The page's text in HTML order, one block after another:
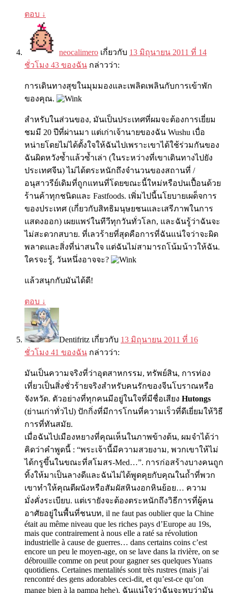
ตอบ ↓
neocalimero เกี่ยวกับ 13 มิถุนายน 2011 ที่ 14
ชั่วโมง 43 ของฉัน กล่าวว่า:
การเดินทางสุขในมุมมองและเพลิดเพลินกับการเข้าพัก
ของคุณ.
สำหรับในส่วนของ, มันเป็นประเทศที่ผมจะต้องการเยี่ยม
ชมมี 20 ปีที่ผ่านมา แต่เก่าเจ้านายของฉัน Wushu เบื่อ
หน่ายโดยไม่ได้ตั้งใจให้ฉันไปเพราะเขาได้ใช้ร่วมกันของ
ฉันผิดหวังซ้ำแล้วซ้ำเล่า (ในระหว่างที่เขาเดินทางไปยัง
ประเทศจีน) ไม่ได้ตระหนักถึงจำนวนของสถ​​านที่ /
อนุสาวรีย์เดิมที่ถูกแทนที่โดยขณะนี้ใหม่หรือปนเปื้อนด้วย
ร้านค้าทุกชนิดและ Fastfoods. เพิ่มไปนี้นโยบายเผด็จการ
ของประเทศ (เกี่ยวกับสิทธิมนุษยชนและเสรีภาพในการ
แสดงออก) เผยแพร่ในทีวีทุกวันทั่วโลก, และฉันรู้ว่าฉันจะ
ไม่สะดวกสบาย. ที่เลวร้ายที่สุดคือการที่ฉันแน่ใจว่าจะผิด
พลาดและสิ่งที่น่าสนใจ แต่ฉันไม่สามารถโน้มน้าวให้ฉัน.
ใครจะรู้, วันหนึ่งอาจจะ?
แล้วสนุกกับมันได้ดี!
ตอบ ↓
Dentifritz เกี่ยวกับ 13 มิถุนายน 2011 ที่ 16
ชั่วโมง 41 ของฉัน กล่าวว่า:
มันเป็นความจริงที่ว่าอุตสาหกรรม, ทรัพย์สิน, การท่อง
เที่ยวเป็นสิ่งชั่วร้ายจริงสำหรับคนรักของจีนโบราณหรือ
จังหวัด. ตัวอย่างที่ทุกคนมีอยู่ในใจที่มีชื่อเสียง Hutongs
(ย่านเก่าทั่วไป) ปักกิ่งที่มีการโกนที่ความเร็วที่ดีเยี่ยมให้วิธี
การที่ทันสมัย.
เมื่อฉันไปเมืองหยางที่คุณเห็นในภาพข้างต้น, ผมจำได้ว่า
คิดว่าคำพูดนี้ : “พระเจ้านี้มีความสวยงาม, พวกเขาให้ไม่
ได้กรูขึ้นในขณะที่สโมสร-Med…”. การก่อสร้างบางคนถูก
ทิ้งให้มาเป็นลางดีและฉันไม่ได้พูดคุยกับคุณในถ้ำที่พวก
เขาทำให้คุณตีผนังหรือสัมผัสหินงอกหินย้อย… ความ
มั่งคั่งระเบียบ. แต่เรายังจะต้องตระหนักถึงวิธีการที่ผู้คน
อาศัยอยู่ในพื้นที่ชนบท, il ne faut pas oublier que la Chine
était au même niveau que les riches pays d’Europe au 19s,
mais que contrairement à nous elle a raté sa révolution
industrielle à cause de guerres… dans certains coins c’est
encore un peu le moyen-age, on se lave dans la rivière, on se
débrouille comme on peut pour gagner ses quelques Yuans
quotidiens. Certaines mentalités sont très rustres (mais j’ai
rencontré des gens adorables ceci-dit, et qu’est-ce qu’on
mange bien à la pampa hehe). ฉันแน่ใจว่าฉันจะพบว่ามัน